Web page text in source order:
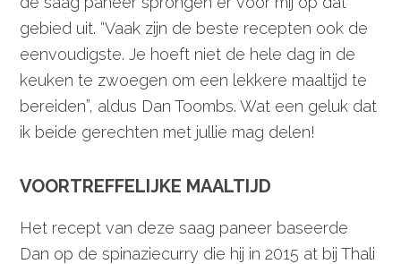
gebied uit. “Vaak zijn de beste recepten ook de
eenvoudigste. Je hoeft niet de hele dag in de
keuken te zwoegen om een lekkere maaltijd te
bereiden”, aldus Dan Toombs. Wat een geluk dat
ik beide gerechten met jullie mag delen!
VOORTREFFELIJKE MAALTIJD
Het recept van deze saag paneer baseerde
Dan op de spinaziecurry die hij in 2015 at bij Thali